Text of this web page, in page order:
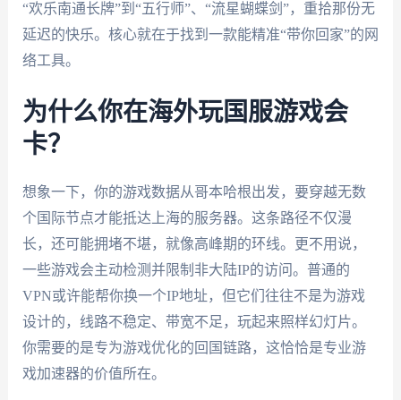
“欢乐南通长牌”到“五行师”、“流星蝴蝶剑”，重拾那份无
延迟的快乐。核心就在于找到一款能精准“带你回家”的网
络工具。
为什么你在海外玩国服游戏会
卡？
想象一下，你的游戏数据从哥本哈根出发，要穿越无数
个国际节点才能抵达上海的服务器。这条路径不仅漫
长，还可能拥堵不堪，就像高峰期的环线。更不用说，
一些游戏会主动检测并限制非大陆IP的访问。普通的
VPN或许能帮你换一个IP地址，但它们往往不是为游戏
设计的，线路不稳定、带宽不足，玩起来照样幻灯片。
你需要的是专为游戏优化的回国链路，这恰恰是专业游
戏加速器的价值所在。